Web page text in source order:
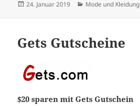
Veröffentlicht
24. Januar 2019 Kategorien
Mode und Kleidung
Gets Gutscheine
$20 sparen mit Gets Gutschein